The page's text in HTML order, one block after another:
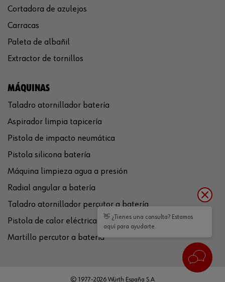
Cortadora de azulejos
Carracas
Paleta de albañil
Extractor de tornillos
MÁQUINAS
Taladro atornillador batería
Aspirador limpia tapicería
Pistola de impacto neumática
Pistola silicona batería
Máquina limpieza agua a presión
Radial angular a batería
Taladro atornillador percutor a batería
Pistola de calor eléctrica
Martillo percutor a batería
© 1977-2026 Würth España S.A
👋 ¿Tienes una consulta? Estamos
aquí para ayudarte.